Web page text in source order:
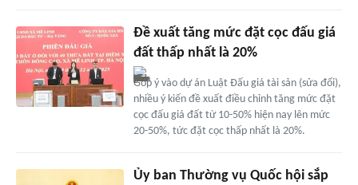
Đề xuất tăng mức đặt cọc đấu giá
đất thấp nhất là 20%
Góp ý vào dự án Luật Đấu giá tài sản (sửa đổi),
nhiều ý kiến đề xuất điều chỉnh tăng mức đặt
cọc đấu giá đất từ 10-50% hiện nay lên mức
20-50%, tức đặt cọc thấp nhất là 20%.
Ủy ban Thường vụ Quốc hội sắp